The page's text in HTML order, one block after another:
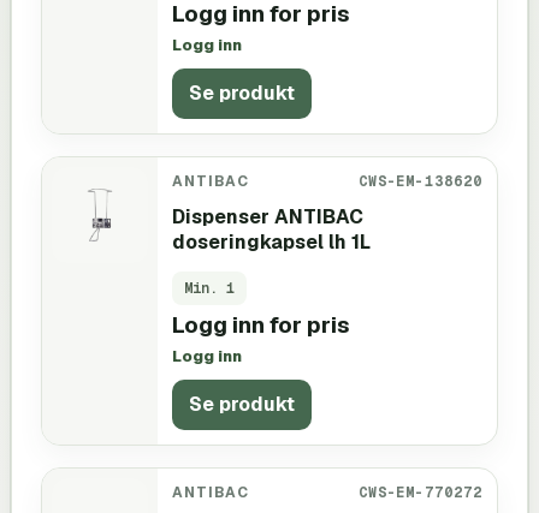
Logg inn for pris
Logg inn
Se produkt
ANTIBAC CWS-EM-138620
Dispenser ANTIBAC
doseringkapsel lh 1L
Min. 1
Logg inn for pris
Logg inn
Se produkt
ANTIBAC CWS-EM-770272